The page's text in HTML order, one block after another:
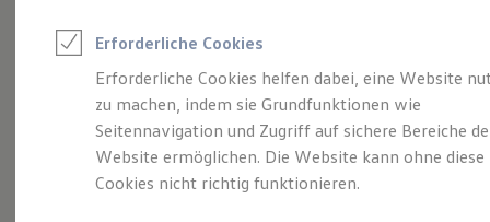
Saisonangebote
Leasing
Leasing-Angebote
Gebrauchtwagen Leasing
Junge Gebrauchtwagen-Leasing
Elektroauto Leasing
Kleinwagen-Leasing
Leasing ohne Anzahlung
Abenteuer Leben. Der
Tiguan.
Erforderliche Cookies
Erforderliche Cookies helfen dabei, eine Website
zu machen, indem sie Grundfunktionen wie
Seitennavigation und Zugriff auf sichere Bereiche
Website ermöglichen. Die Website kann ohne diese
Cookies nicht richtig funktionieren.